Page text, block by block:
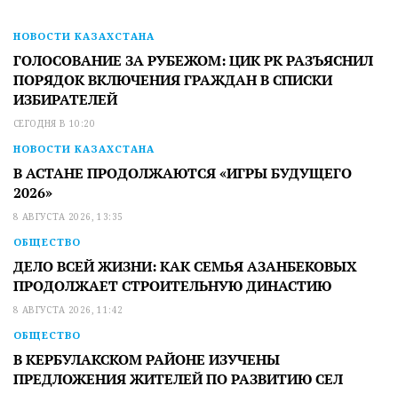
НОВОСТИ КАЗАХСТАНА
ГОЛОСОВАНИЕ ЗА РУБЕЖОМ: ЦИК РК РАЗЪЯСНИЛ
ПОРЯДОК ВКЛЮЧЕНИЯ ГРАЖДАН В СПИСКИ
ИЗБИРАТЕЛЕЙ
СЕГОДНЯ В 10:20
НОВОСТИ КАЗАХСТАНА
В АСТАНЕ ПРОДОЛЖАЮТСЯ «ИГРЫ БУДУЩЕГО
2026»
8 АВГУСТА 2026, 13:35
ОБЩЕСТВО
ДЕЛО ВСЕЙ ЖИЗНИ: КАК СЕМЬЯ АЗАНБЕКОВЫХ
ПРОДОЛЖАЕТ СТРОИТЕЛЬНУЮ ДИНАСТИЮ
8 АВГУСТА 2026, 11:42
ОБЩЕСТВО
В КЕРБУЛАКСКОМ РАЙОНЕ ИЗУЧЕНЫ
ПРЕДЛОЖЕНИЯ ЖИТЕЛЕЙ ПО РАЗВИТИЮ СЕЛ